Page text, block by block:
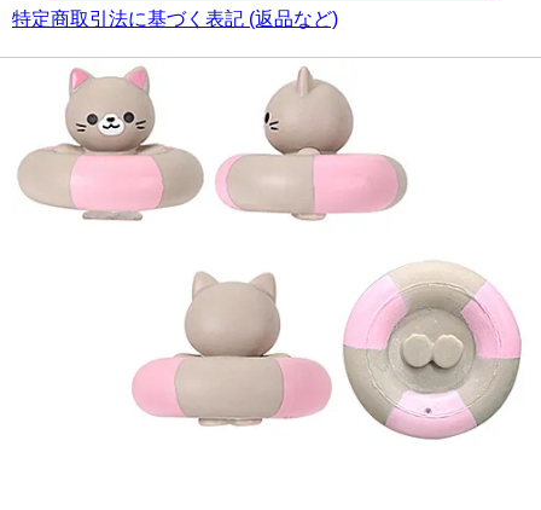
特定商取引法に基づく表記 (返品など)